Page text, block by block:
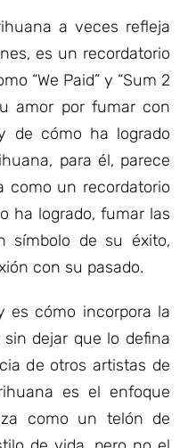
a veces refleja
es un recordatorio
“We Paid” y “Sum 2
amor por fumar con
de cómo ha logrado
para él, parece
como un recordatorio
ha logrado, fumar las
símbolo de su éxito,
con su pasado.
es cómo incorpora la
dejar que lo defina
de otros artistas de
es el enfoque
como un telón de